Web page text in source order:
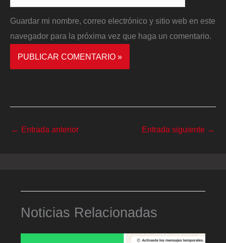
Guardar mi nombre, correo electrónico y sitio web en este
navegador para la próxima vez que haga un comentario.
← Entrada anterior Entrada siguiente →
Noticias Relacionadas